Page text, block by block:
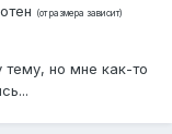
(от размера зависит)
но мне как-то